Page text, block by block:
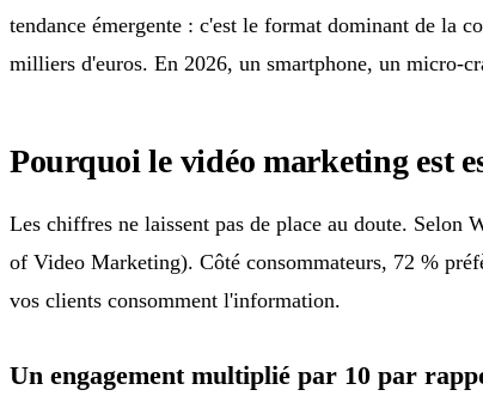
tendance émergente : c'est le format dominant de la
milliers d'euros. En 2026, un smartphone, un micro-
Pourquoi le vidéo marketing est
Les chiffres ne laissent pas de place au doute.
of Video Marketing). Côté consommateurs, 72 %
vos clients consomment l'information.
Un engagement multiplié par 10 par